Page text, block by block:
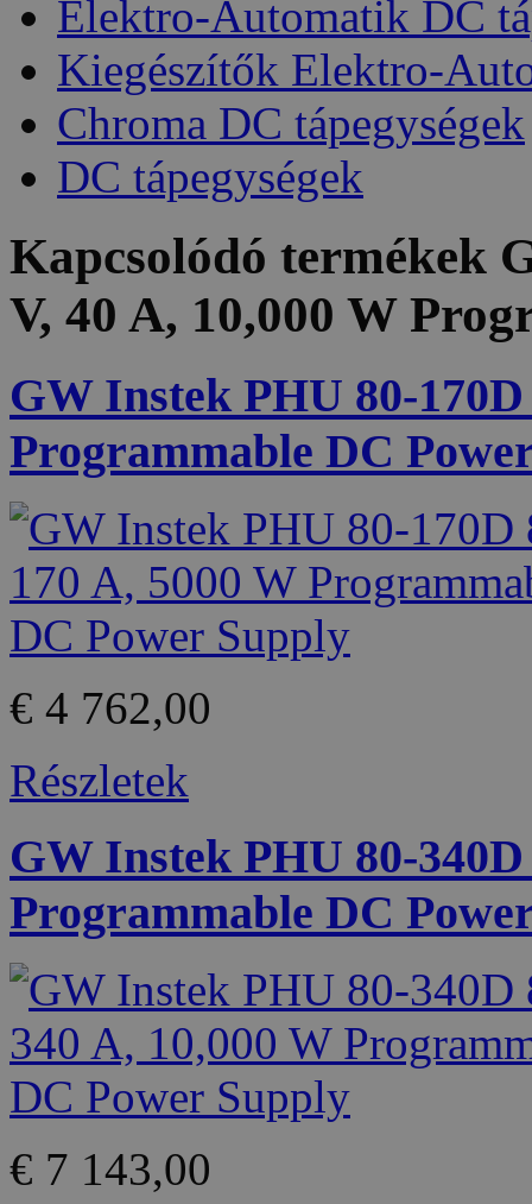
Elektro-Automatik DC
Kiegészítők Elektro-
Chroma DC tápegységek
DC tápegységek
Kapcsolódó termékek
V, 40 A, 10,000 W
GW Instek PHU 80-
Programmable DC
€ 4 762,00
Részletek
GW Instek PHU 80-
Programmable DC
€ 7 143,00